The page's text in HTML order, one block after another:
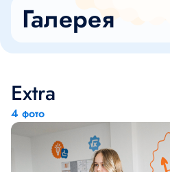
Галерея
Extra
4 фото